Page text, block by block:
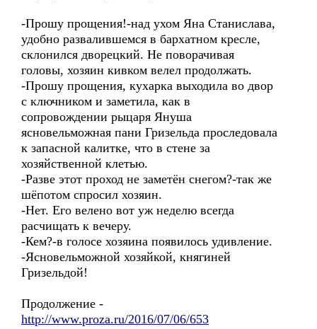
-Прошу прощения!-над ухом Яна Станислава,
удобно развалившемся в бархатном кресле,
склонился дворецкий. Не поворачивая
головы, хозяин кивком велел продолжать.
-Прошу прощения, кухарка выходила во двор
с ключником и заметила, как в
сопровождении рыцаря Януша
ясновельможная пани Гризельда проследовала
к запасной калитке, что в стене за
хозяйственной клетью.
-Разве этот проход не заметён снегом?-так же
шёпотом спросил хозяин.
-Нет. Его велено вот уж неделю всегда
расчищать к вечеру.
-Кем?-в голосе хозяина появилось удивление.
-Ясновельможной хозяйкой, княгиней
Гризельдой!
Продолжение -
http://www.proza.ru/2016/07/06/653